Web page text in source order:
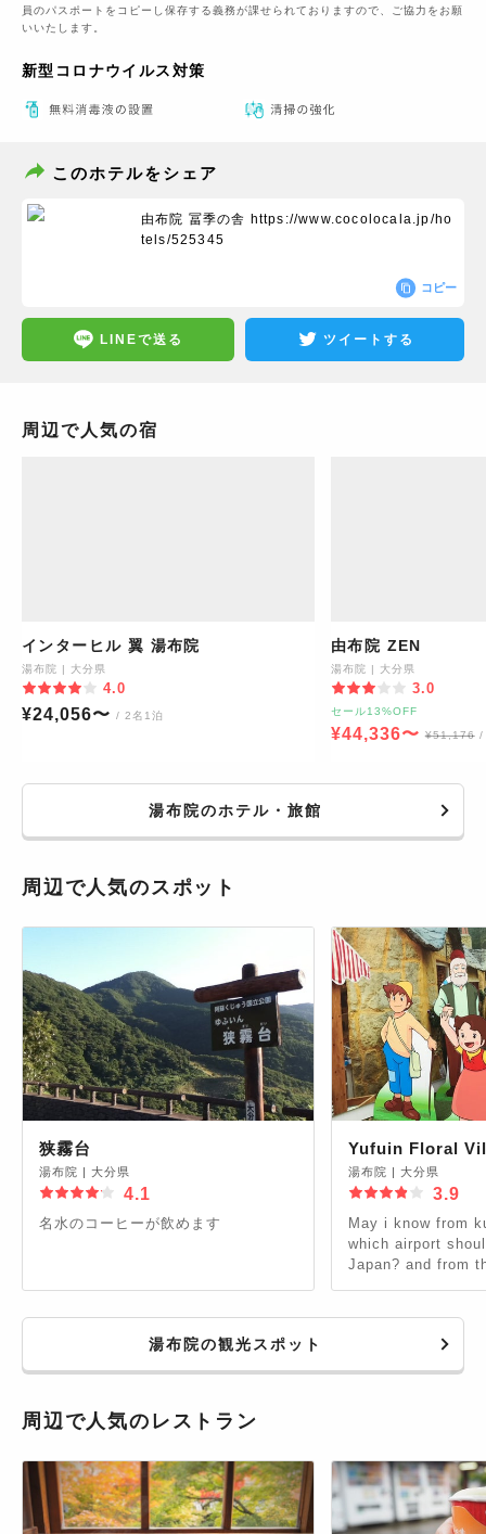
員のパスポートをコピーし保存する義務が課せられておりますの​で、ご協力をお願
いいたします。
新型コロナウイルス対策
このホテルをシェア
由布院 冨季の舎 https://www.cocolocala.jp/ho
tels/525345
コピー
LINEで送る ツイートする
周辺で人気の宿
インターヒル 翼 湯布院
湯布院 | 大分県
4.0
¥24,056〜 / 2名1泊
由布院 ZEN
湯布院 | 大分県
3.0
セール13%OFF
¥44,336〜 ¥51,176 /
湯布院のホテル・旅館
周辺で人気のスポット
狭霧台
湯布院 | 大分県
4.1
名水のコーヒーが飲めます
Yufuin Floral
湯布院 | 大分県
3.9
May i know from
which airport
Japan? and from the airport how to
湯布院の観光スポット
周辺で人気のレストラン